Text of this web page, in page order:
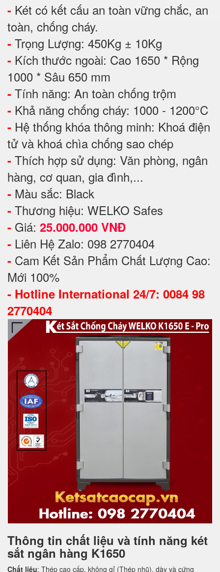
- Két có kết cấu an toàn vững chắc, an
toàn, chống cháy.
- Trọng Lượng: 450Kg ± 10Kg
- Kích thước ngoài: Cao 1650 * Rộng
1000 * Sâu 650 mm
- Tính năng: An toàn chống trộm
- Khả năng chống cháy: 1000 - 1200°C
- Hệ thống khóa thông minh: Khoá điện
tử và khoá chìa chống sao chép
- Thích hợp sử dụng: Văn phòng, ngân
hàng, cơ quan, gia đình,...
- Màu sắc: Black
- Thương hiệu: WELKO Safes
- Giá: 25.000.000 VNĐ
- Liên Hệ Zalo: 098 2770404
- Cam Kết Sản Phẩm Chất Lượng Cao:
Mới 100%
- Hotline International 24/7: 0084 98
2770404
Thông tin chất liệu và tính năng két
sắt ngân hàng K1650
Chất liệu: Thép cao cấp, không gỉ (Thép nhũ), dày và cứng